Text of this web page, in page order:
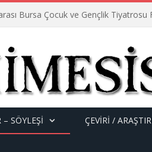
Bursa Çocuk ve Gençlik Tiyatrosu
– SÖYLEŞI ÇEVİRİ /